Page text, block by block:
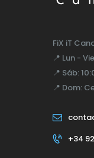
FiX iT
📍 Lun -
📍 Sáb:
📍 Dom:
+34